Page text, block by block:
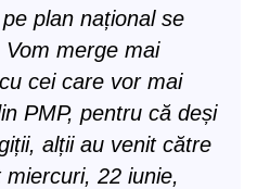
plan național se
merge mai
cei care vor mai
PMP, pentru că deși
alții au venit către
22 iunie,